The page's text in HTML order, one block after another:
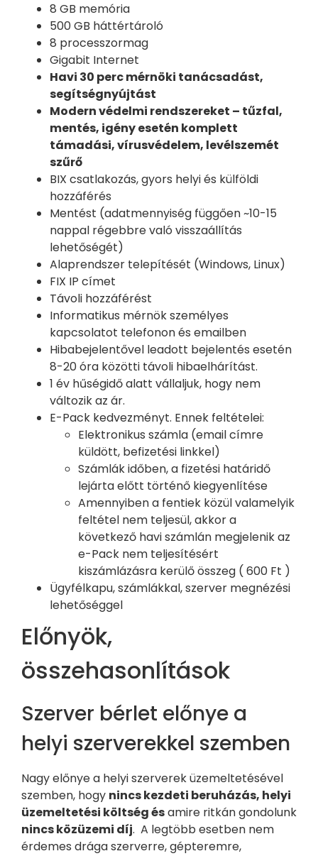
8 GB memória
500 GB háttértároló
8 processzormag
Gigabit Internet
Havi 30 perc mérnöki tanácsadást,
segítségnyújtást
Modern védelmi rendszereket – tűzfal,
mentés, igény esetén komplett
támadási, vírusvédelem, levélszemét
szűrő
BIX csatlakozás, gyors helyi és külföldi
hozzáférés
Mentést (adatmennyiség függően ~10-15
nappal régebbre való visszaállítás
lehetőségét)
Alaprendszer telepítését (Windows, Linux)
FIX IP címet
Távoli hozzáférést
Informatikus mérnök személyes
kapcsolatot telefonon és emailben
Hibabejelentővel leadott bejelentés esetén
8-20 óra közötti távoli hibaelhárítást.
1 év hűségidő alatt vállaljuk, hogy nem
változik az ár.
E-Pack kedvezményt. Ennek feltételei:
Elektronikus számla (email címre
küldött, befizetési linkkel)
Számlák időben, a fizetési határidő
lejárta előtt történő kiegyenlítése
Amennyiben a fentiek közül valamelyik
feltétel nem teljesül, akkor a
következő havi számlán megjelenik az
e-Pack nem teljesítésért
kiszámlázásra kerülő összeg ( 600 Ft )
Ügyfélkapu, számlákkal, szerver megnézési
lehetőséggel
Előnyök,
összehasonlítások
Szerver bérlet előnye a
helyi szerverekkel szemben
Nagy előnye a helyi szerverek üzemeltetésével
szemben, hogy nincs kezdeti beruházás, helyi
üzemeltetési költség ésamire ritkán gondolunk
nincs közüzemi díj. A legtöbb esetben nem
érdemes drága szerverre, gépteremre,